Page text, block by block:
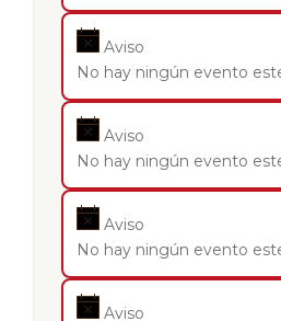
Aviso
No hay ningún evento
Aviso
No hay ningún evento
Aviso
No hay ningún evento
Aviso